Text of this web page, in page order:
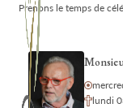
Prenons le temps de
lundi